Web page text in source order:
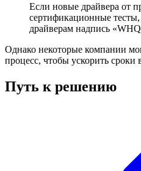
Если новые драйвера от
сертификационные
драйверам надпись
Однако некоторые компании
процесс, чтобы ускорить сроки
Путь к решению